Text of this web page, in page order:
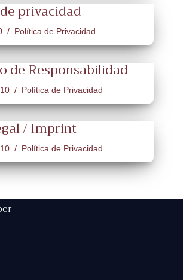
privacidad
Política de Privacidad
de Responsabilidad
Política de Privacidad
/ Imprint
Política de Privacidad